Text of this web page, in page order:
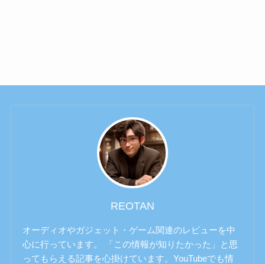
REOTAN
オーディオやガジェット・ゲーム関連のレビューを中
心に行っています。 「この情報が知りたかった」と思
ってもらえる記事を心掛けています。YouTubeでも情